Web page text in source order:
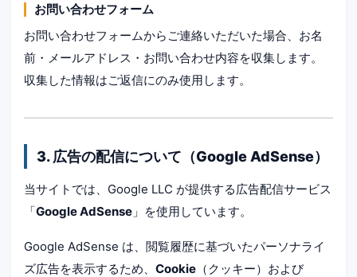
お問い合わせフォーム
お問い合わせフォームからご連絡いただいた場合、お名
前・メールアドレス・お問い合わせ内容を収集します。
収集した情報はご返信にのみ使用します。
3. 広告の配信について（Google AdSense）
当サイトでは、Google LLC が提供する広告配信サービス
「Google AdSense 」を使用しています。
Google AdSense は、閲覧履歴に基づいたパーソナライ
ズ広告を表示するため、 Cookie （クッキー）および